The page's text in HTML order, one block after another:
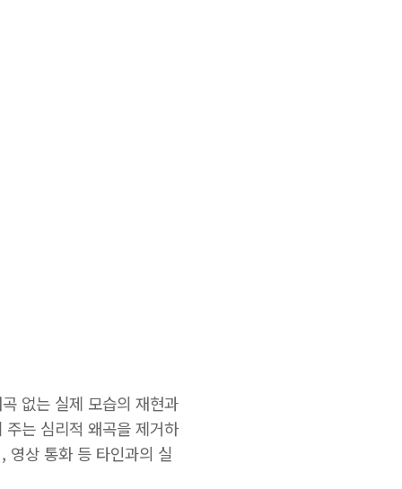
없는 실제 모습의 재현과
는 심리적 왜곡을 제거하
영상 통화 등 타인과의 실